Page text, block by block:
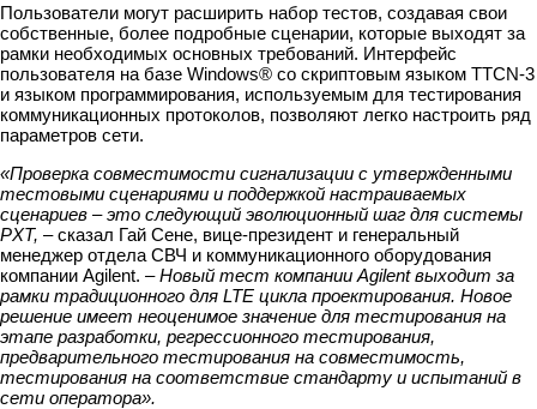
Пользователи могут расширить набор тестов, создавая свои
собственные, более подробные сценарии, которые выходят за
рамки необходимых основных требований. Интерфейс
пользователя на базе Windows® со скриптовым языком TTCN-3
и языком программирования, используемым для тестирования
коммуникационных протоколов, позволяют легко настроить ряд
параметров сети.
«Проверка совместимости сигнализации с утвержденными
тестовыми сценариями и поддержкой настраиваемых
сценариев – это следующий эволюционный шаг для системы
PXT, – сказал Гай Сене, вице-президент и генеральный
менеджер отдела СВЧ и коммуникационного оборудования
компании Agilent. – Новый тест компании Agilent выходит за
рамки традиционного для LTE цикла проектирования. Новое
решение имеет неоценимое значение для тестирования на
этапе разработки, регрессионного тестирования,
предварительного тестирования на совместимость,
тестирования на соответствие стандарту и испытаний в
сети оператора».